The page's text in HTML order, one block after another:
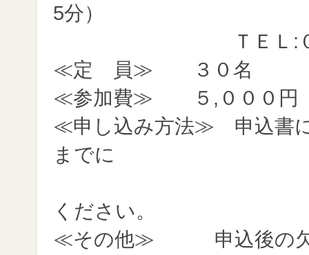
5分）
ＴＥＬ:０４３－
≪定 員≫ ３０名
≪参加費≫ ５,０００円（
≪申し込み方法≫ 申込書に
までに
ください。
≪その他≫ 申込後の欠席